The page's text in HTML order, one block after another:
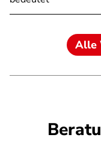
Alle